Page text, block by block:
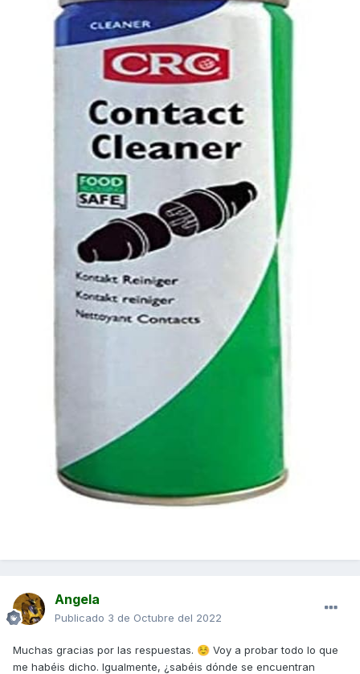
Angela
Publicado 3 de Octubre del 2022
Muchas gracias por las respuestas. ☺️ Voy a probar todo lo que
me habéis dicho. Igualmente, ¿sabéis dónde se encuentran